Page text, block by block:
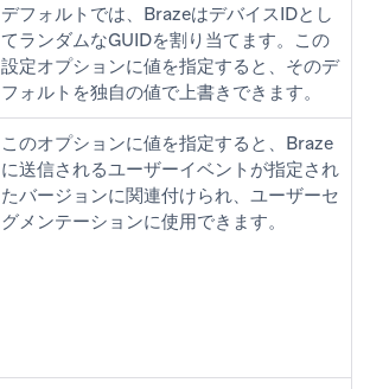
デフォルトでは、BrazeはデバイスIDとし
てランダムなGUIDを割り当てます。この
設定オプションに値を指定すると、そのデ
フォルトを独自の値で上書きできます。
このオプションに値を指定すると、Braze
に送信されるユーザーイベントが指定され
たバージョンに関連付けられ、ユーザーセ
グメンテーションに使用できます。